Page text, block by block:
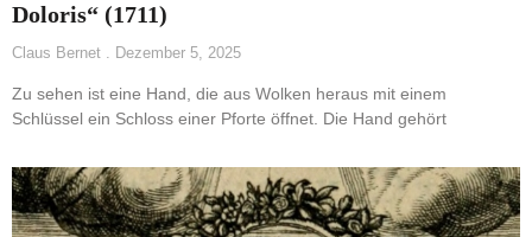
Doloris“ (1711)
Claus Bernet Dezember 5, 2025
Zu sehen ist eine Hand, die aus Wolken heraus mit einem
Schlüssel ein Schloss einer Pforte öffnet. Die Hand gehört